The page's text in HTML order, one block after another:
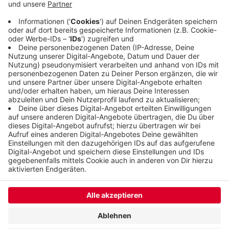
Polizei. Verletzt wurde bei dem Einsatz niemand.
Alle Bewohnerinnen und Bewohner konnten in ihre
Wohnungen zurück.
Veröffentlicht: Donnerstag, 06.10.2022 07:55
Anzeige
Anzeige